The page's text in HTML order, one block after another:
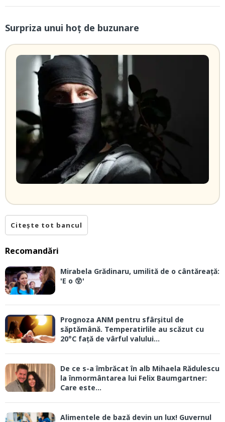
Surpriza unui hoţ de buzunare
Citește tot bancul
Recomandări
Mirabela Grădinaru, umilită de o cântăreață:
'E o 😲'
Prognoza ANM pentru sfârșitul de
săptămână. Temperatirlile au scăzut cu
20°C față de vârful valului...
De ce s-a îmbrăcat în alb Mihaela Rădulescu
la înmormântarea lui Felix Baumgartner:
Care este...
Alimentele de bază devin un lux! Guvernul